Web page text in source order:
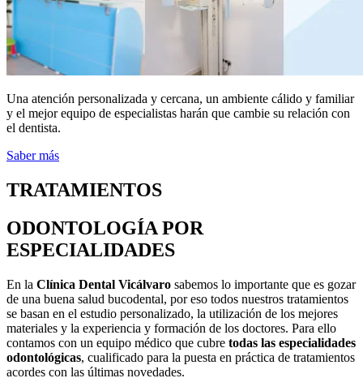
Una atención personalizada y cercana, un ambiente cálido y familiar
y el mejor equipo de especialistas harán que cambie su relación con
el dentista.
Saber más
TRATAMIENTOS
ODONTOLOGÍA POR
ESPECIALIDADES
En la Clínica Dental Vicálvaro sabemos lo importante que es gozar
de una buena salud bucodental, por eso todos nuestros tratamientos
se basan en el estudio personalizado, la utilización de los mejores
materiales y la experiencia y formación de los doctores. Para ello
contamos con un equipo médico que cubre todas las especialidades
odontológicas, cualificado para la puesta en práctica de tratamientos
acordes con las últimas novedades.